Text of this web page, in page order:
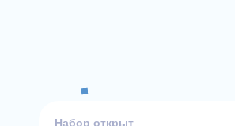
Набор открыт